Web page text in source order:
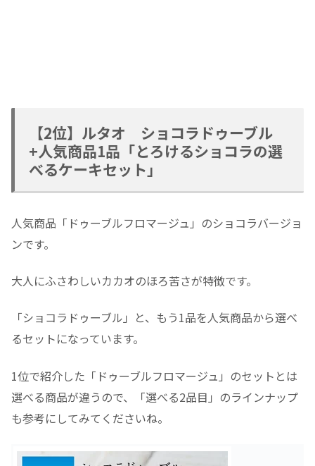
【2位】ルタオ ショコラドゥーブル
+人気商品1品「とろけるショコラの選
べるケーキセット」
人気商品「ドゥーブルフロマージュ」のショコラバージョ
ンです。
大人にふさわしいカカオのほろ苦さが特徴です。
「ショコラドゥーブル」と、もう1品を人気商品から選べ
るセットになっています。
1位で紹介した「ドゥーブルフロマージュ」のセットとは
選べる商品が違うので、「選べる2品目」のラインナップ
も参考にしてみてくださいね。